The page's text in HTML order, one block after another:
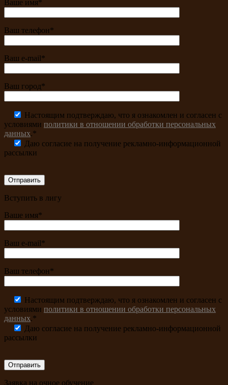
Ваше имя*
Ваш телефон*
Ваш e-mail*
Ваш город*
Настоящим подтверждаю, что я ознакомлен и согласен с
условиями политики в отношении обработки персональных
данных.*
Даю согласие на получение рекламно-информационной
рассылки
Вступить в лигу
Ваше имя*
Ваш e-mail*
Ваш телефон*
Настоящим подтверждаю, что я ознакомлен и согласен с
условиями политики в отношении обработки персональных
данных.*
Даю согласие на получение рекламно-информационной
рассылки
Заявка на очное обучение